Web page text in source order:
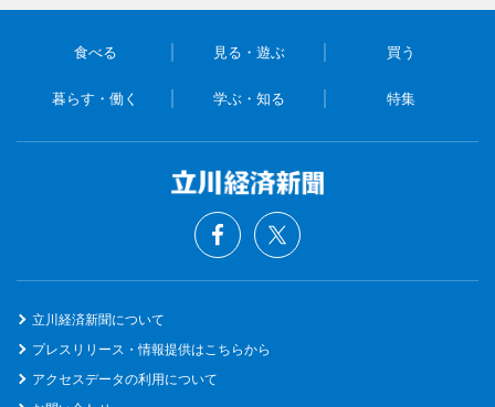
食べる 見る・遊ぶ 買う
暮らす・働く 学ぶ・知る 特集
立川経済新聞について
プレスリリース・情報提供はこちらから
アクセスデータの利用について